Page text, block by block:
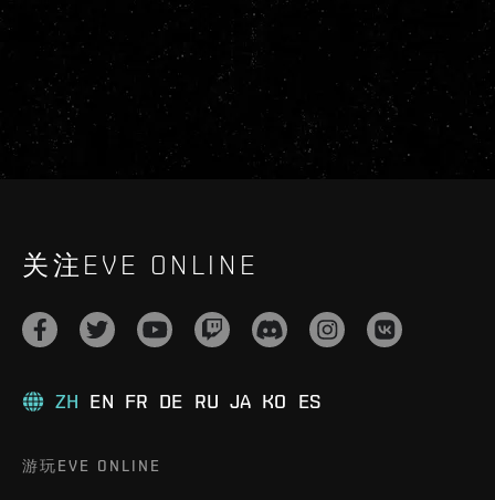
关注EVE ONLINE
ZH EN FR DE RU JA KO ES
游玩EVE ONLINE